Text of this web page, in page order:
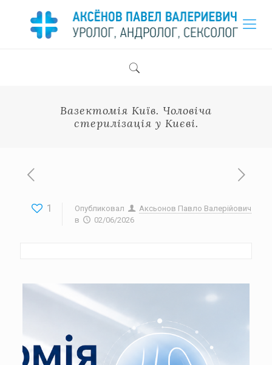
Вазектомія Київ. Чоловіча
стерилізація у Києві.
1 Опубликовал
Аксьонов Павло Валерійович
в
02/06/2026